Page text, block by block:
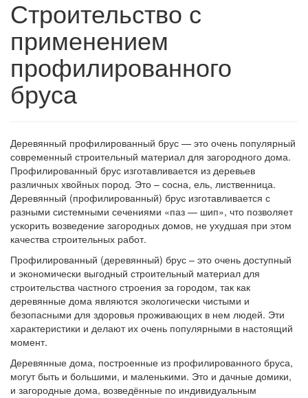
Строительство с
применением
профилированного
бруса
Деревянный профилированный брус — это очень популярный
современный строительный материал для загородного дома.
Профилированный брус изготавливается из деревьев
различных хвойных пород. Это – сосна, ель, лиственница.
Деревянный (профилированный) брус изготавливается с
разными системными сечениями «паз — шип», что позволяет
ускорить возведение загородных домов, не ухудшая при этом
качества строительных работ.
Профилированный (деревянный) брус – это очень доступный
и экономически выгодный строительный материал для
строительства частного строения за городом, так как
деревянные дома являются экологически чистыми и
безопасными для здоровья проживающих в нем людей. Эти
характеристики и делают их очень популярными в настоящий
момент.
Деревянные дома, построенные из профилированного бруса,
могут быть и большими, и маленькими. Это и дачные домики,
и загородные дома, возведённые по индивидуальным